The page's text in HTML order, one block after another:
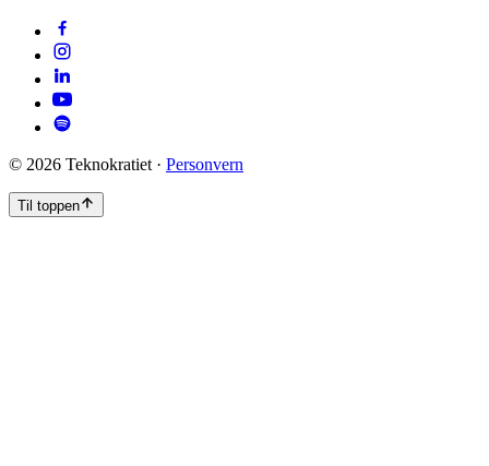
© 2026 Teknokratiet · Personvern
Til toppen